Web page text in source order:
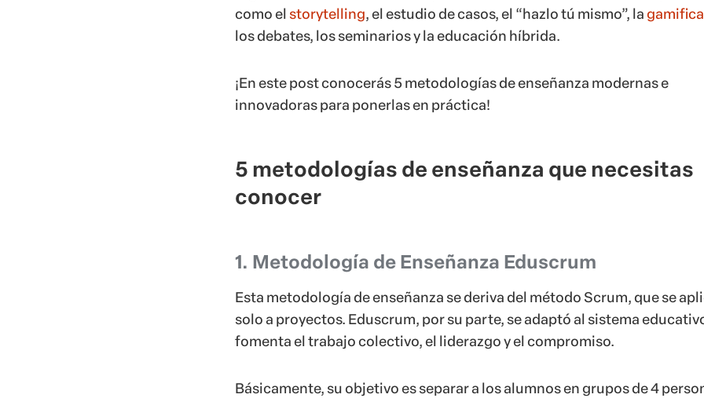
como elstorytelling, el estudio de casos, el “hazlo tú mismo”, la
los debates, los seminarios y la educación híbrida.
¡En este post conocerás 5 metodologías de enseñanza modernas e
innovadoras para ponerlas en práctica!
5 metodologías de enseñanza que necesitas
conocer
1. Metodología de Enseñanza Eduscrum
Esta metodología de enseñanza se deriva del método Scrum, que se
solo a proyectos. Eduscrum, por su parte, se adaptó al sistema
fomenta el trabajo colectivo, el liderazgo y el compromiso.
Básicamente, su objetivo es separar a los alumnos en grupos de 4